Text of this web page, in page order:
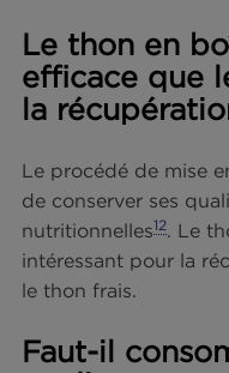
Foire Aux
Poissons et
Faut-il
après la